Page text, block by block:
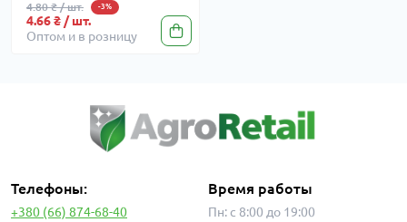
4.80 ₴ / шт. -3%
4.66 ₴ / шт.
Оптом и в розницу
Телефоны:
+380 (66) 874-68-40
Время работы
Пн: с 8:00 до 19:00